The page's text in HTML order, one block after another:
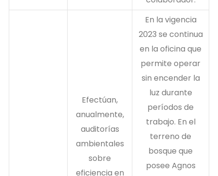
Efectúan,
anualmente,
auditorías
ambientales
sobre
eficiencia en
En la vigencia
2023 se continua
en la oficina que
permite operar
sin encender la
luz durante
períodos de
trabajo. En el
terreno de
bosque que
posee Agnos